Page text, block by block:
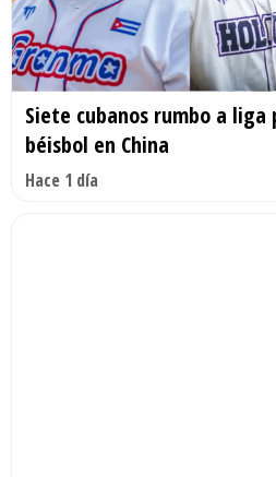
Siete cubanos rumbo a
béisbol en China
Hace 1 día